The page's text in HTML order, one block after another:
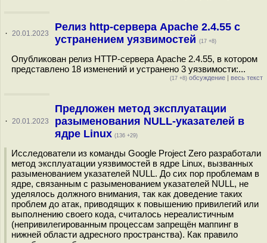
· 20.01.2023
Релиз http-сервера Apache 2.4.55 с
устранением уязвимостей (17 +8)
Опубликован релиз HTTP-сервера Apache 2.4.55, в котором
представлено 18 изменений и устранено 3 уязвимости:...
(17 +8) обсуждение | весь текст
· 20.01.2023
Предложен метод эксплуатации
разыменования NULL-указателей в
ядре Linux (136 +29)
Исследователи из команды Google Project Zero разработали
метод эксплуатации уязвимостей в ядре Linux, вызванных
разыменованием указателей NULL. До сих пор проблемам в
ядре, связанным с разыменованием указателей NULL, не
уделялось должного внимания, так как доведение таких
проблем до атак, приводящих к повышению привилегий или
выполнению своего кода, считалось нереалистичным
(непривилегированным процессам запрещён маппинг в
нижней области адресного пространства). Как правило